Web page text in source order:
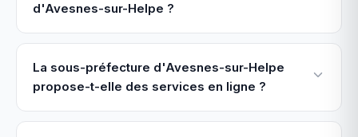
d'Avesnes-sur-Helpe ?
La sous-préfecture d'Avesnes-sur-Helpe
propose-t-elle des services en ligne ?